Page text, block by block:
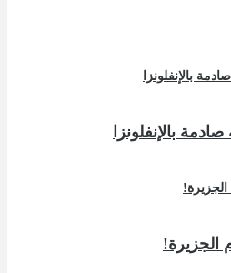
بالإنفلونزا
الجزيرة!